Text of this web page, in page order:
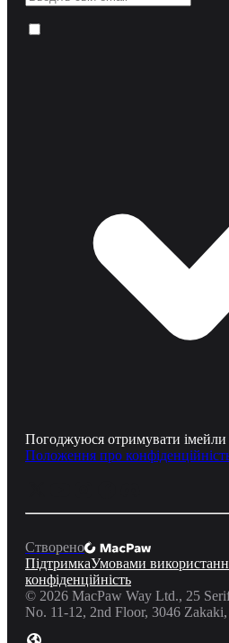
Погоджуюся отримувати імейли
Положення про
Створено
ПідтримкаУмовами
конфіденційність
© 2026 MacPaw Way Ltd., 25
No. 11-12, 2nd Floor, 3046